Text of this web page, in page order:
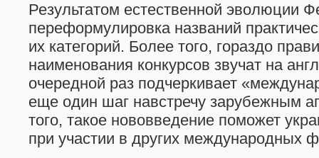
Результатом естественной эволюции
переформулировка названий
их категорий. Более того, гораздо
наименования конкурсов звучат на
очередной раз подчеркивает
еще один шаг навстречу зарубежным
того, такое нововведение поможет
при участии в других международных